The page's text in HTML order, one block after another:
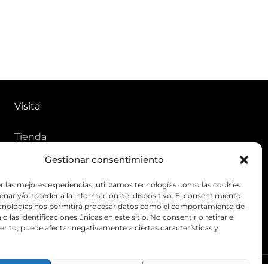
Gestionar consentimiento
las mejores experiencias, utilizamos tecnologías como las cookies
y/o acceder a la información del dispositivo. El consentimiento
nos permitirá procesar datos como el comportamiento de
o las identificaciones únicas en este sitio. No consentir o retirar el
puede afectar negativamente a ciertas características y
Visita
Tienda
Ofertas
Aviso de privacidad
Política de tratamiento de
datos personales